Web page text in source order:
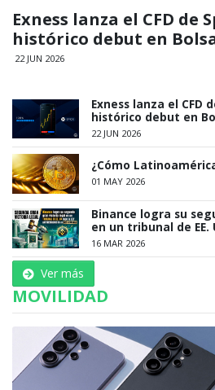
Exness lanza el CFD de
histórico debut en
22 JUN 2026
Exness lanza el CFD
histórico debut en
22 JUN 2026
¿Cómo
01 MAY 2026
Binance logra su
en un tribunal de EE.
16 MAR 2026
Ver más
MOVILIDAD